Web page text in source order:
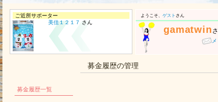
ご近所サポーター
美佳１２１７ さん
ようこそ、 ゲスト さん
gamatwin
募金履歴一覧
募金履歴の管理